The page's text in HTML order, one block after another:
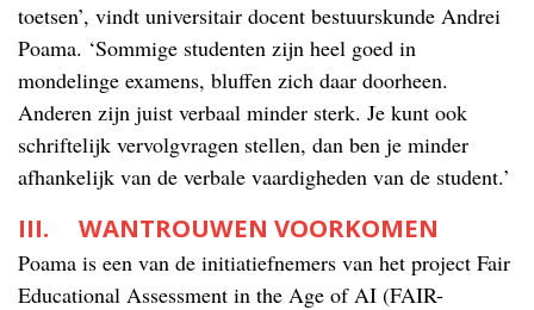
toetsen’, vindt universitair docent bestuurskunde Andrei
Poama. ‘Sommige studenten zijn heel goed in
mondelinge examens, bluffen zich daar doorheen.
Anderen zijn juist verbaal minder sterk. Je kunt ook
schriftelijk vervolgvragen stellen, dan ben je minder
afhankelijk van de verbale vaardigheden van de student.’
III. WANTROUWEN VOORKOMEN
Poama is een van de initiatiefnemers van het project Fair
Educational Assessment in the Age of AI (FAIR-